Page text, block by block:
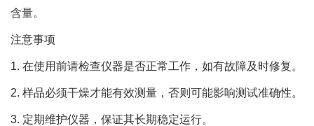
含量。
注意事项
1. 在使用前请检查仪器是否正常工作，如有故障及时修复。
2. 样品必须干燥才能有效测量，否则可能影响测试准确性。
3. 定期维护仪器，保证其长期稳定运行。